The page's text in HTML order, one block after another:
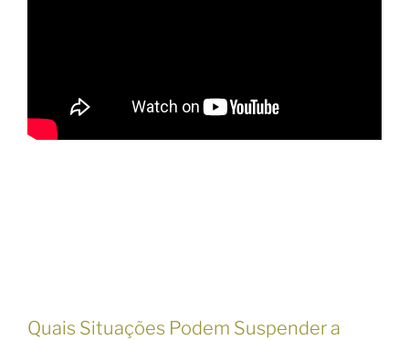
Quais Situações Podem Suspender a